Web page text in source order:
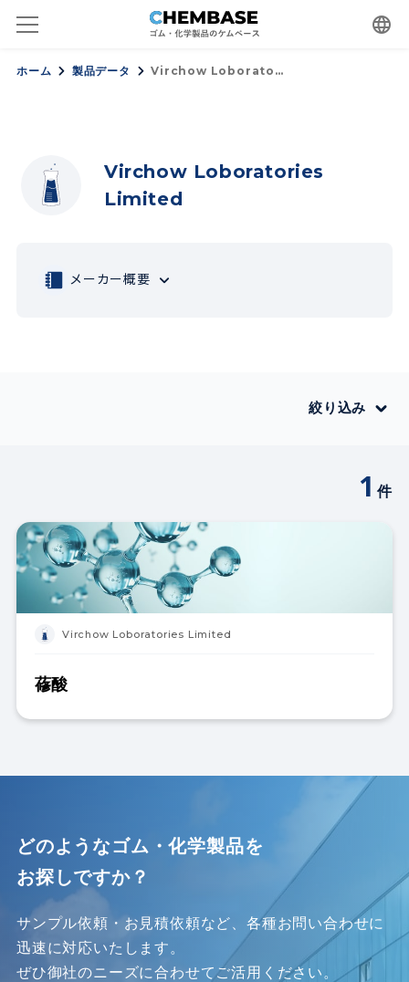
language
ホーム 製品データ Virchow Loborato…
Virchow Loboratories
Limited
メーカー概要
絞り込み
1件
Virchow Loboratories Limited
蓚酸
どのようなゴム・化学製品を
お探しですか？
サンプル依頼・お見積依頼など、各種お問い合わせに
迅速に対応いたします。
ぜひ御社のニーズに合わせてご活⽤ください。